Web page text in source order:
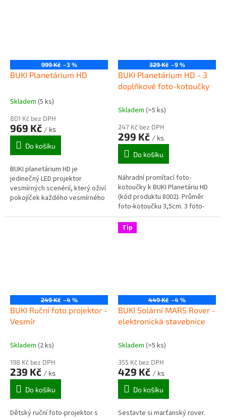
999 Kč –3 %
BUKI Planetárium HD
Průměrné
produktu
je
4,0
hvězdiček.
Skladem (5 ks)
801 Kč bez DPH
969 Kč / ks
Do košíku
BUKI planetárium HD je
jedinečný LED projektor
vesmírných scenérií, který oživí
pokojíček každého vesmírného
použití, stačí vložit baterie a...
329 Kč –9 %
BUKI Planetárium HD - 3
doplňkové foto-kotoučky
Skladem (>5 ks)
247 Kč bez DPH
299 Kč / ks
Do košíku
Náhradní promítací foto-
kotoučky k BUKI Planetáriu HD
(kód produktu 8002). Průměr
foto-kotoučku 3,5cm. 3 foto-
kotoučky obsahují: - Měsíc a
jeho fáze - pohled na Zemi s...
249 Kč –4 %
BUKI Ruční foto projektor -
Vesmír
Skladem (2 ks)
198 Kč bez DPH
239 Kč / ks
Do košíku
Dětský ruční foto-projektor s
Tip
449 Kč –4 %
BUKI Solární MARS Rover -
elektronická stavebnice
Skladem (>5 ks)
355 Kč bez DPH
429 Kč / ks
Do košíku
Sestavte si marťanský rover.